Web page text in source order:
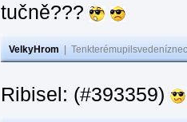
tučně???
VelkyHrom
Ribisel: (#393359)